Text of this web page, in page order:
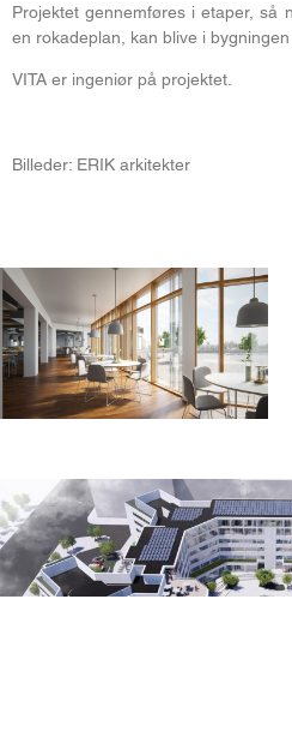
Projektet gennemføres i etaper,
en rokadeplan, kan blive i
VITA er ingeniør på projektet.
Billeder: ERIK arkitekter